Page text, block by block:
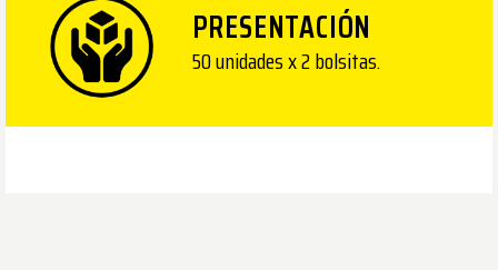
PRESENTACIÓN
50 unidades x 2 bolsitas.